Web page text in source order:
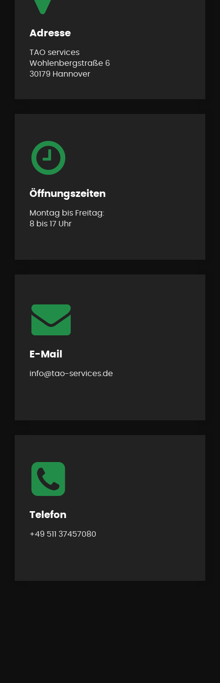
Adresse
TAO services
Wohlenbergstraße 6
30179 Hannover
Öffnungszeiten
Montag bis Freitag:
8 bis 17 Uhr
E-Mail
info@tao-services.de
Telefon
+49 511 37457080